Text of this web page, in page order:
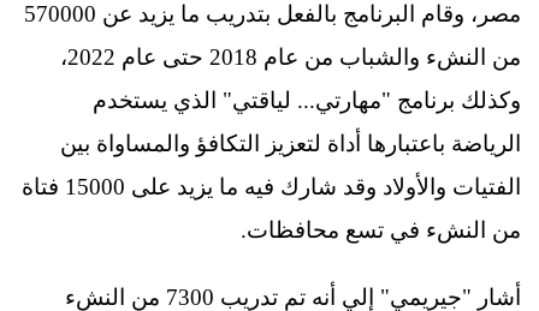
مصر، وقام البرنامج بالفعل بتدريب ما يزيد عن 570000
من النشء والشباب من عام 2018 حتى عام 2022،
وكذلك برنامج "مهارتي... لياقتي" الذي يستخدم
الرياضة باعتبارها أداة لتعزيز التكافؤ والمساواة بين
الفتيات والأولاد وقد شارك فيه ما يزيد على 15000 فتاة
من النشء في تسع محافظات.
أشار "جيريمي" إلي أنه تم تدريب 7300 من النشء